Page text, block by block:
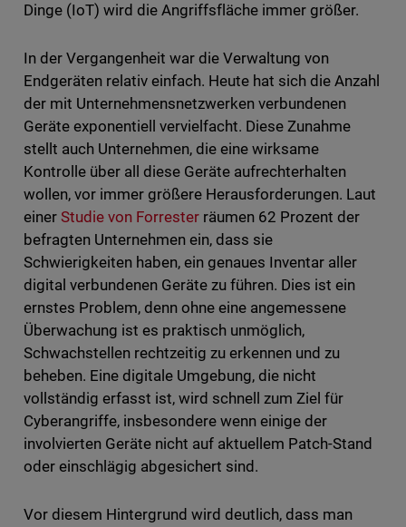
Dinge (IoT) wird die Angriffsfläche immer größer.
In der Vergangenheit war die Verwaltung von
Endgeräten relativ einfach. Heute hat sich die Anzahl
der mit Unternehmensnetzwerken verbundenen
Geräte exponentiell vervielfacht. Diese Zunahme
stellt auch Unternehmen, die eine wirksame
Kontrolle über all diese Geräte aufrechterhalten
wollen, vor immer größere Herausforderungen. Laut
einer Studie von Forresterräumen 62 Prozent der
befragten Unternehmen ein, dass sie
Schwierigkeiten haben, ein genaues Inventar aller
digital verbundenen Geräte zu führen. Dies ist ein
ernstes Problem, denn ohne eine angemessene
Überwachung ist es praktisch unmöglich,
Schwachstellen rechtzeitig zu erkennen und zu
beheben. Eine digitale Umgebung, die nicht
vollständig erfasst ist, wird schnell zum Ziel für
Cyberangriffe, insbesondere wenn einige der
involvierten Geräte nicht auf aktuellem Patch-Stand
oder einschlägig abgesichert sind.
Vor diesem Hintergrund wird deutlich, dass man